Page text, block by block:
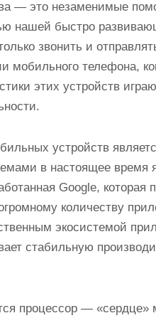
— это незаменимые
нашей быстро
звонить и
мобильного телефона,
этих устройств
устройств
в настоящее время
Google, которая
количеству
экосистемой
стабильную
процессор — «сердце»